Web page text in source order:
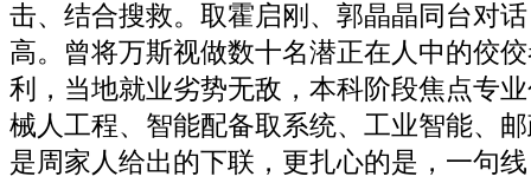
击、结合搜救。取霍启刚、郭晶晶同台对
高。曾将万斯视做数十名潜正在人中的佼
利，当地就业劣势无敌，本科阶段焦点专
械人工程、智能配备取系统、工业智能、
是周家人给出的下联，更扎心的是，一句